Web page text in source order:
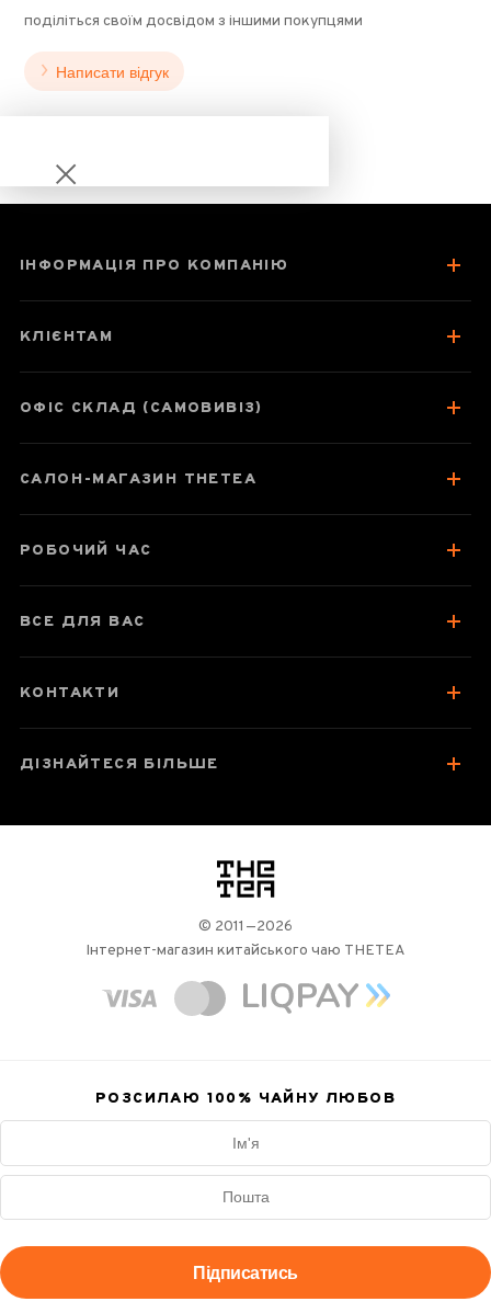
поділіться своїм досвідом з іншими покупцями
Написати відгук
Чайник 150 мл
Нун Бінцзе
Про чайник
Відгуки чаєманів
ІНФОРМАЦІЯ ПРО КОМПАНІЮ
КЛІЄНТАМ
ОФІС СКЛАД (САМОВИВІЗ)
САЛОН-МАГАЗИН THETEA
РОБОЧИЙ ЧАС
ВСЕ ДЛЯ ВАС
КОНТАКТИ
ДІЗНАЙТЕСЯ БІЛЬШЕ
логотип
© 2011—2026
Інтернет-магазин китайського чаю THETEA
РОЗСИЛАЮ 100% ЧАЙНУ ЛЮБОВ
Підписатись